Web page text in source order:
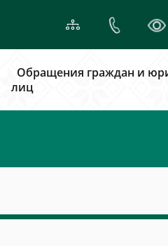
Обращения граждан и
лиц